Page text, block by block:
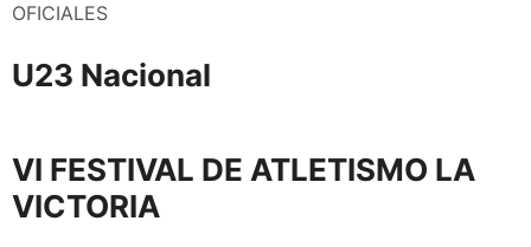
OFICIALES
U23 Nacional
VI FESTIVAL DE ATLETISMO LA
VICTORIA